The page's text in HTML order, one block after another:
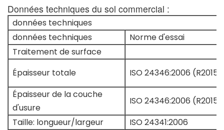
Données techniques du sol commercial :
données techniques
données techniques
Norme d'essai
Traitement de surface
Épaisseur totale
ISO 24346:2006 (R2015)
Épaisseur de la couche
d'usure
ISO 24346:2006 (R2015)
Taille: longueur/largeur
ISO 24341:2006